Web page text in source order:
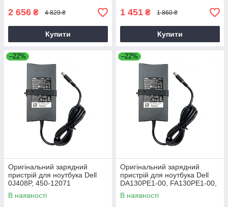
2 656 ₴ 4 829 ₴
Купити
1 451 ₴ 1 860 ₴
Купити
–22%
Оригінальний зарядний
пристрій для ноутбука Dell
0J408P, 450-12071
В наявності
–22%
Оригінальний зарядний
пристрій для ноутбука Dell
DA130PE1-00, FA130PE1-00,
HA130PM160
В наявності